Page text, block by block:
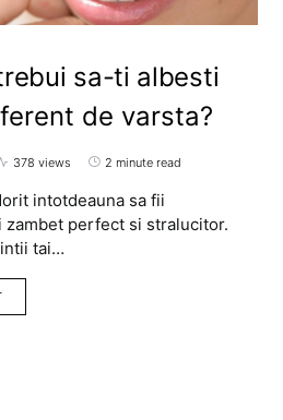
sa-ti albesti
de varsta?
378 views 2 minute read
intotdeauna sa fii
zambet perfect si stralucitor.
tai…